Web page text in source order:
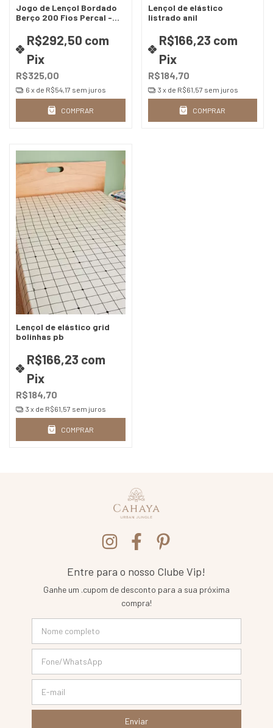
Jogo de Lençol Bordado
Berço 200 Fios Percal -
R$325,00
R$292,50 com
Pix
6 x de R$54,17 sem juros
COMPRAR
Lençol de elástico
listrado anil
R$184,70
R$166,23 com
Pix
3 x de R$61,57 sem juros
COMPRAR
Lençol de elástico grid
bolinhas pb
R$184,70
R$166,23 com
Pix
3 x de R$61,57 sem juros
COMPRAR
Entre para o nosso Clube Vip!
Ganhe um .cupom de desconto para a sua próxima
compra!